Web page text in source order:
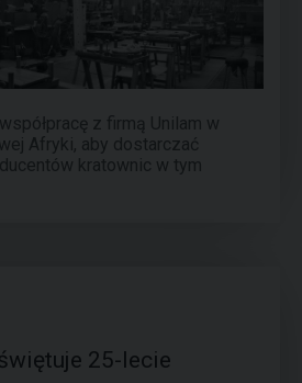
z firmą Unilam w
Afryki, aby dostarczać
kratownic w tym
25-lecie